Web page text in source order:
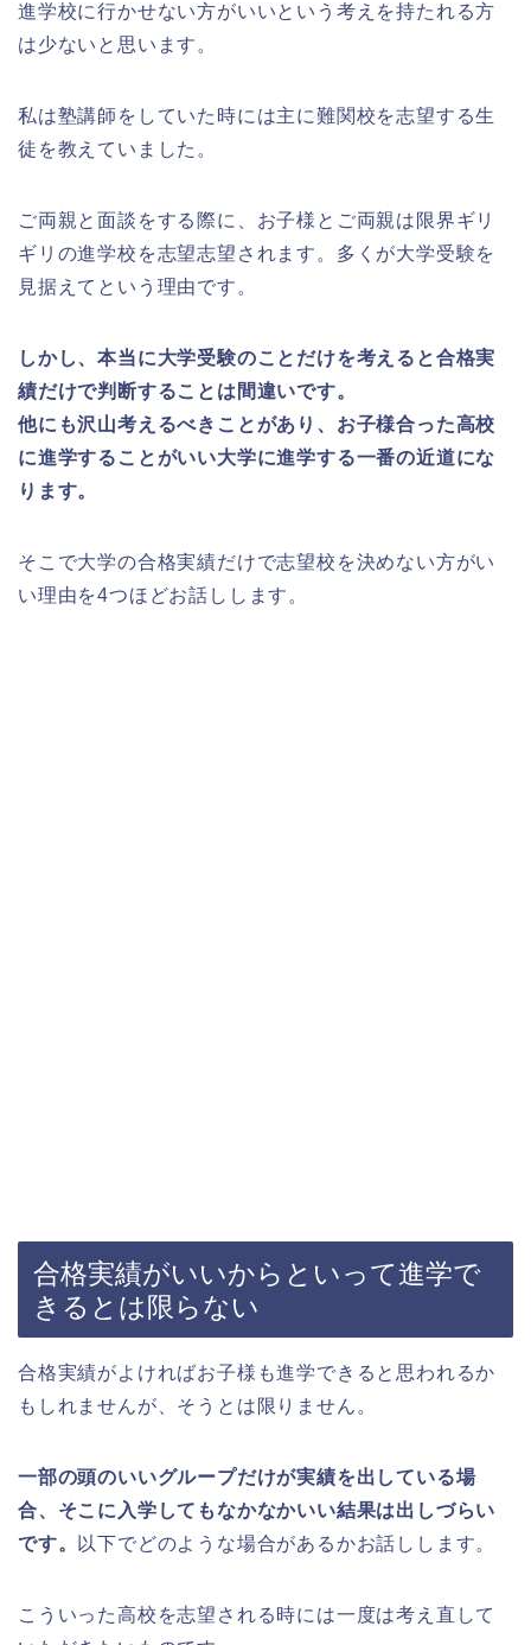
進学校に行かせない方がいいという考えを持たれる方
は少ないと思います。
私は塾講師をしていた時には主に難関校を志望する生
徒を教えていました。
ご両親と面談をする際に、お子様とご両親は限界ギリ
ギリの進学校を志望志望されます。多くが大学受験を
見据えてという理由です。
しかし、本当に大学受験のことだけを考えると合格実
績だけで判断することは間違いです。
他にも沢山考えるべきことがあり、お子様合った高校
に進学することがいい大学に進学する一番の近道にな
ります。
そこで大学の合格実績だけで志望校を決めない方がい
い理由を4つほどお話しします。
合格実績がいいからといって進学で
きるとは限らない
合格実績がよければお子様も進学できると思われるか
もしれませんが、そうとは限りません。
一部の頭のいいグループだけが実績を出している場
合、そこに入学してもなかなかいい結果は出しづらい
です。
以下でどのような場合があるかお話しします。
こういった高校を志望される時には一度は考え直して